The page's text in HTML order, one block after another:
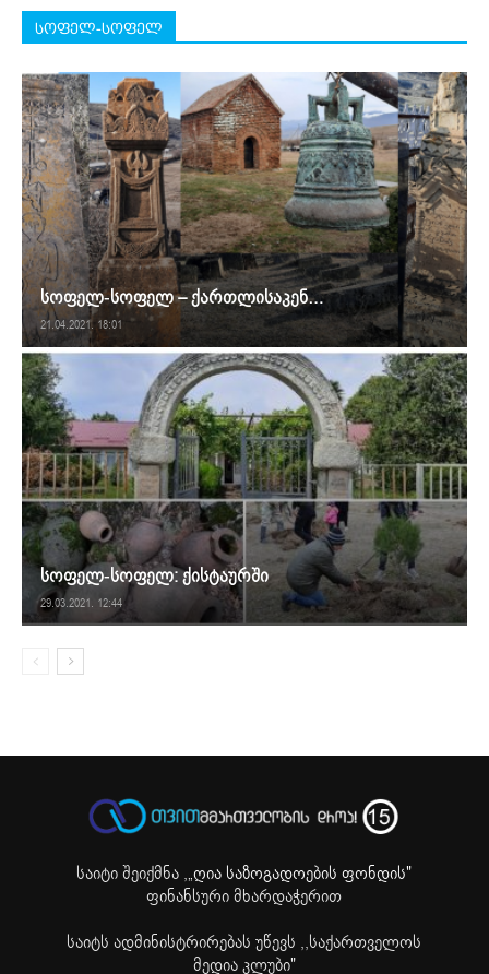
სოფელ-სოფელ
სოფელ-სოფელ – ქართლისაკენ…
21.04.2021. 18:01
სოფელ-სოფელ: ქისტაურში
29.03.2021. 12:44
საიტი შეიქმნა ,„ღია საზოგადოების ფონდის"
ფინანსური მხარდაჭერით
საიტს ადმინისტრირებას უწევს ,,საქართველოს
მედია კლუბი"